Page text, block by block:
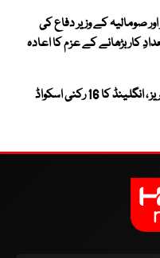
صومالیہ کے وزیر دفاع کی
کار بڑھانے کے عزم کا اعادہ
پاکستان کیخلاف ٹیسٹ سیریز ، انگلینڈ کا 16 رکنی اسکواڈ